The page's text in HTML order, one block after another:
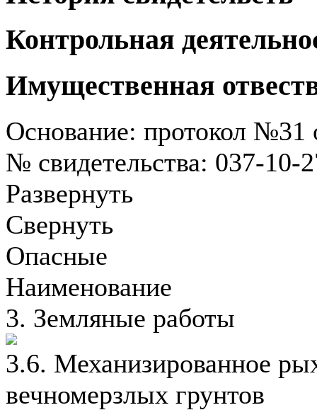
Контрольная
Имущественная
Основание: протокол №31
№ свидетельства: 037-
Развернуть
Свернуть
Опасные
Наименование
3. Земляные работы
3.6. Механизированное
вечномерзлых грунтов